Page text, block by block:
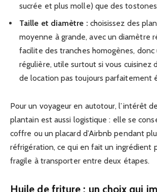
sucrée et plus molle) que des
Taille et diamètre : choisissez des
moyenne à grande, avec un diamètre
facilite des tranches homogènes, donc
régulière, utile surtout si vous cuisinez
de location pas toujours parfaitement
Pour un voyageur en autotour, l’intérêt
plantain est aussi logistique : elle se
coffre ou un placard d’Airbnb pendant
réfrigération, ce qui en fait un ingrédient
fragile à transporter entre deux étapes.
Huile de friture : un choix qui